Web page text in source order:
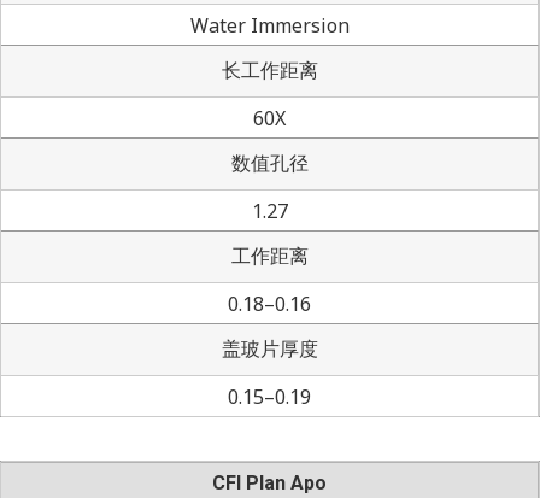
Water Immersion
长工作距离
60X
数值孔径
1.27
工作距离
0.18–0.16
盖玻片厚度
0.15–0.19
CFI Plan Apo